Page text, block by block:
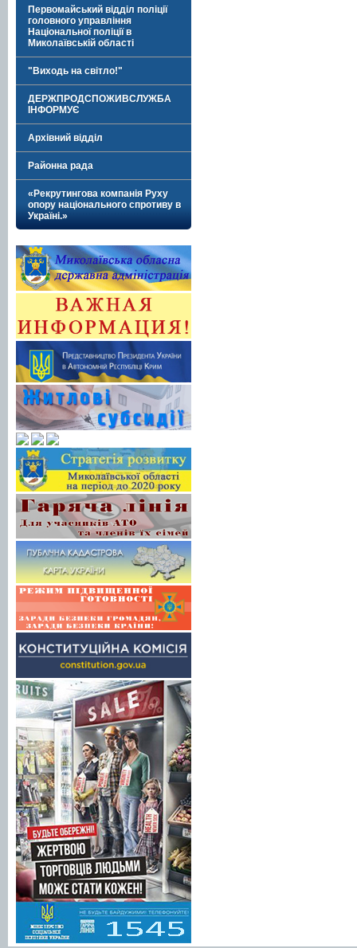
Первомайський відділ поліції
головного управління
Національної поліції в
Миколаївській області
"Виходь на світло!"
ДЕРЖПРОДСПОЖИВСЛУЖБА
ІНФОРМУЄ
Архівний відділ
Районна рада
«Рекрутингова компанія Руху
опору національного спротиву в
Україні.»